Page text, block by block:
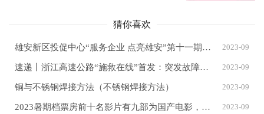
猜你喜欢
雄安新区投促中心“服务企业 点亮雄安”第十一期主题观影活动举办 2023-09
速递丨浙江高速公路“施救在线”首发：突发故障一键求助、免费拖离 2023-09
铜与不锈钢焊接方法（不锈钢焊接方法） 2023-09
2023暑期档票房前十名影片有九部为国产电影，最强热力值选手揭晓 2023-09